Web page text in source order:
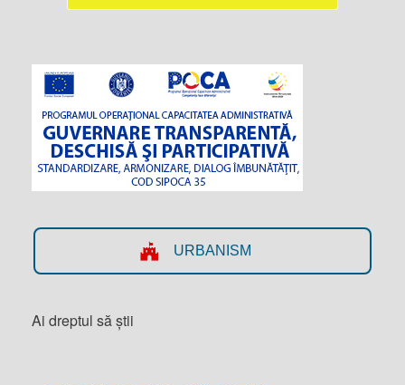
URBANISM
Ai dreptul să știi